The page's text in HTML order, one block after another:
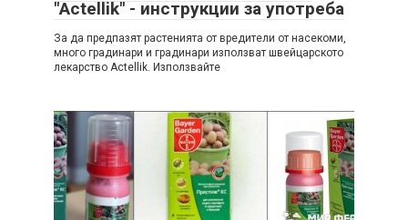
"Actellik" - инструкции за употреба
За да предпазят растенията от вредители от насекоми,
много градинари и градинари използват швейцарското
лекарство Actellik. Използвайте